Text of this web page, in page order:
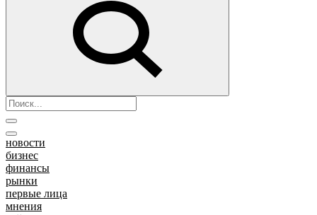
новости
бизнес
финансы
рынки
первые лица
мнения